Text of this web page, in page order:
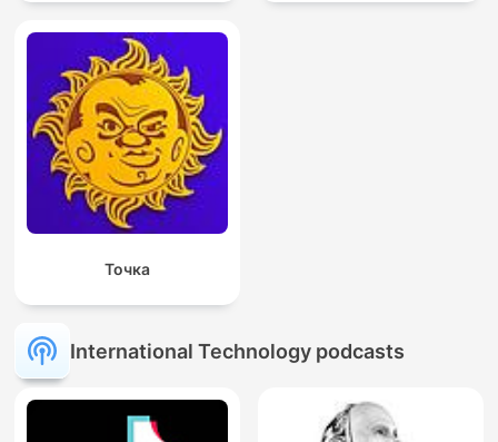
Точка
International Technology podcasts